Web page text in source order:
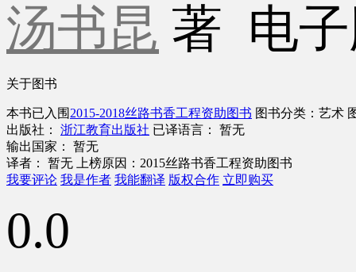
汤书昆 著 电
关于图书
本书已入围 2015-2018丝路书香工程资助图书 图书分类：艺术
出版社： 浙江教育出版社 已译语言： 暂无
输出国家： 暂无
译者： 暂无
上榜原因：2015丝路书香工程资助图书
我要评论 我是作者 我能翻译 版权合作 立即购买
0.0